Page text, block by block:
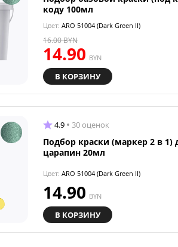
коду 100мл
Цвет: ARO 51004 (Dark Green II)
14.90 BYN
16.00BYN
В КОРЗИНУ
4.9 30 оценок
Подбор краски (маркер 2 в 1)
царапин 20мл
Цвет: ARO 51004 (Dark Green II)
14.90 BYN
В КОРЗИНУ